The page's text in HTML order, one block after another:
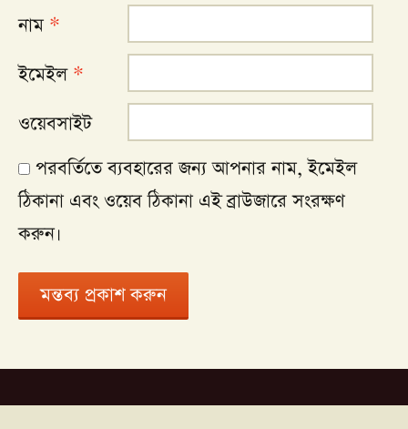
নাম *
ইমেইল *
ওয়েবসাইট
পরবর্তিতে ব্যবহারের জন্য আপনার নাম, ইমেইল
ঠিকানা এবং ওয়েব ঠিকানা এই ব্রাউজারে সংরক্ষণ
করুন।